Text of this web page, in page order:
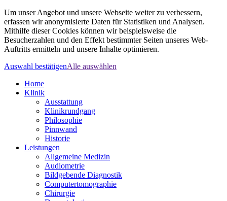
Um unser Angebot und unsere Webseite weiter zu verbessern,
erfassen wir anonymisierte Daten für Statistiken und Analysen.
Mithilfe dieser Cookies können wir beispielsweise die
Besucherzahlen und den Effekt bestimmter Seiten unseres Web-
Auftritts ermitteln und unsere Inhalte optimieren.
Auswahl bestätigenAlle auswählen
Home
Klinik
Ausstattung
Klinikrundgang
Philosophie
Pinnwand
Historie
Leistungen
Allgemeine Medizin
Audiometrie
Bildgebende Diagnostik
Computertomographie
Chirurgie